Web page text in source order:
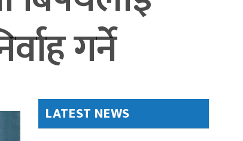
गर्ने
LATEST NEWS